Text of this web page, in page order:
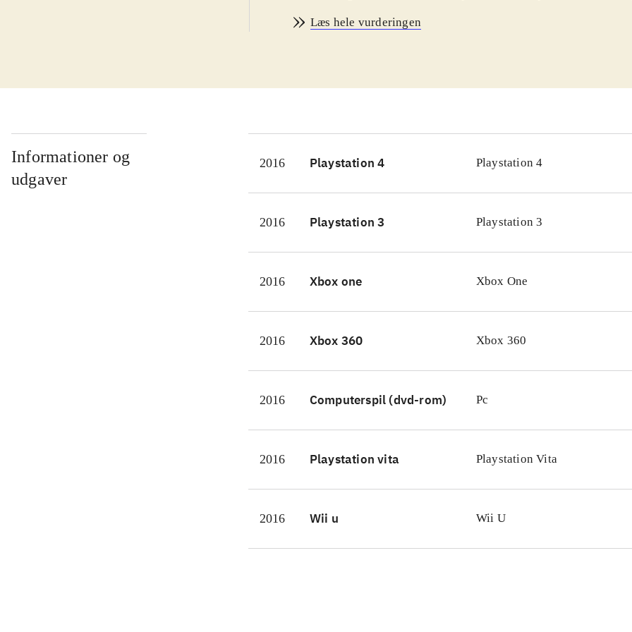
undervejs i spillet får man også at vide hvordan Han Solo og
system, hvor de samme brikker kan genbruges til flere typer
system når der skal skydes kamptropper.
Spillet er så solidt som det er normen for Lego-spillene - det
fans af Star wars-universet vil være meget begejstrede
Det er oplagt at sammenligne med det gamleLego star wars -
Avengers (Wii U) nok mest tiltale de samme spillere
sammenligne med det gamle Lego star wars - the complete
Læs hele vurderingen
Informationer og
udgaver
2016 Playstation 4 Playstation 4
2016 Playstation 3 Playstation 3
2016 Xbox one Xbox One
2016 Xbox 360 Xbox 360
2016 Computerspil (dvd-rom) Pc
2016 Playstation vita Playstation Vita
2016 Wii u Wii U